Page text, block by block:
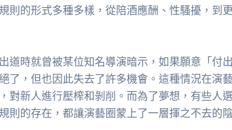
則的形式多種多樣，從陪酒應酬、性騷擾，到
道時就曾被某位知名導演暗示，如果願意「付
了，但也因此失去了許多機會。這種情況在演
對新人進行壓榨和剝削。而為了夢想，有些人
則的存在，都讓演藝圈蒙上了一層揮之不去的